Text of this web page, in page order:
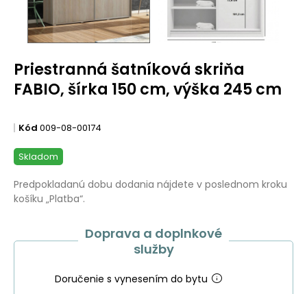
Priestranná šatníková skriňa
FABIO, šírka 150 cm, výška 245 cm
Kód 009-08-00174
Skladom
Predpokladanú dobu dodania nájdete v poslednom kroku
košíku „Platba“.
Doprava a doplnkové
služby
Doručenie s vynesením do bytu